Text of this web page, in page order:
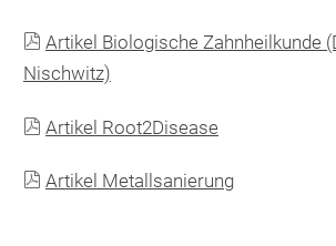
 Artikel Biologische Zahnheilkunde
Nischwitz)
 Artikel Root2Disease
 Artikel Metallsanierung